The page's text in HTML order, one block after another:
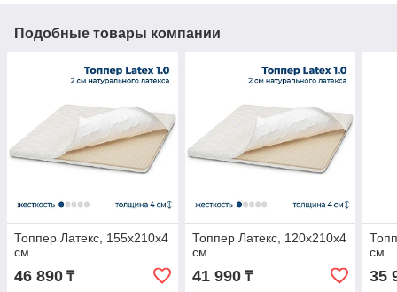
Подобные товары компании
Топпер Латекс, 155x210x4
см
46 890 ₸
Топпер Латекс, 120x210x4
см
41 990₸
см
35